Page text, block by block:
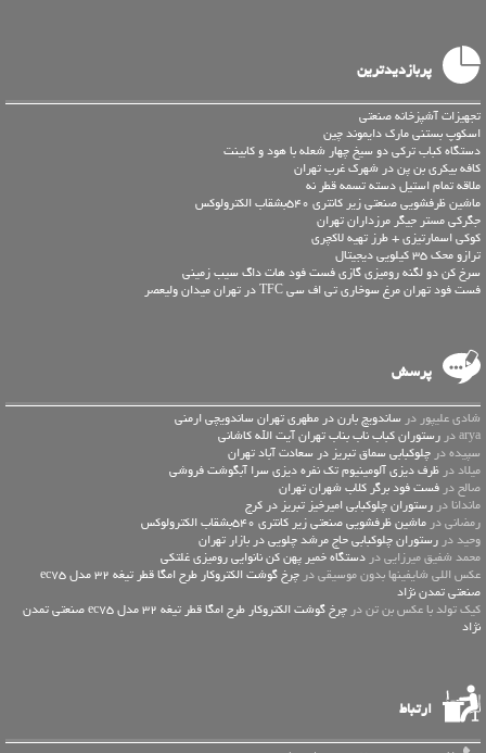
پربازدیدترین
تجهیزات آشپزخانه صنعتی
اسکوپ بستنی مارک دایموند چین
دستگاه کباب ترکی دو سیخ چهار شعله با هود و کابینت
کافه بیکری بن پن در شهرک غرب تهران
ملاقه تمام استیل دسته تسمه قطر نه
ماشین ظرفشویی صنعتی زیر کانتری 540بشقاب الکترولوکس
جگرکی مستر جیگر مرزداران تهران
کوکی اسمارتیزی + طرز تهیه لاکچری
ترازو محک 35 کیلویی دیجیتال
سرخ کن دو لگنه رومیزی گازی فست فود هات داگ سیب زمینی
فست فود تهران مرغ سوخاری تی اف سی TFC در تهران میدان ولیعصر
پرسش
شادی علیپور در ساندویچ بارن در مطهری تهران ساندویچی ارمنی
arya در
رستوران کباب ناب بناب تهران آیت الله کاشانی
سپیده در چلوکبابی سماق تبریز در سعادت آباد تهران
میلاد در ظرف دیزی آلومینیوم تک نفره دیزی سرا آبگوشت فروشی
صالح در فست فود برگر کلاب شهران تهران
ماندانا در رستوران چلوکبابی امیرخیز تبریز در کرج
رمضانی در ماشین ظرفشویی صنعتی زیر کانتری 540بشقاب الکترولوکس
وحید در رستوران چلوکبابی حاج مرشد چلویی در بازار تهران
محمد شفیق میرزایی در دستگاه خمیر پهن کن نانوایی رومیزی غلتکی
عكس اللي شايفينها بدون موسيقى در
چرخ گوشت الکتروکار طرح امگا قطر تیغه 32 مدل ec75
صنعتی تمدن نژاد
کیک تولد با عکس بن تن در
چرخ گوشت الکتروکار طرح امگا قطر تیغه 32 مدل ec75 صنعتی تمدن
نژاد
ارتباط